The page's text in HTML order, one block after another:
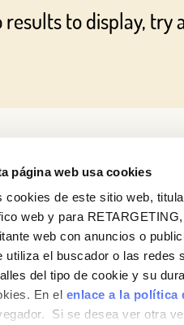
página web usa cookies
cookies de este sitio web,
web y para
web con anuncios o
utiliza el buscador o las redes
del tipo de cookie y su
En el enlace a la política
Si se desea ver otra
to display, try